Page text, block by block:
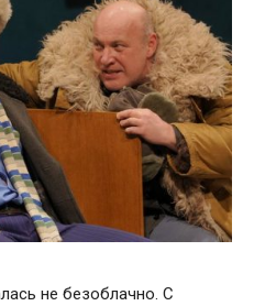
не безоблачно. С